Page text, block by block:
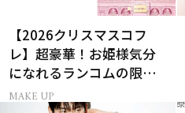
【2026クリスマスコフ
レ】超豪華！お姫様気分
になれるランコムの限定
コスメキット
MAKE UP